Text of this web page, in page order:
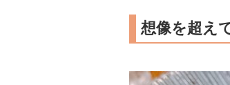
想像を超え